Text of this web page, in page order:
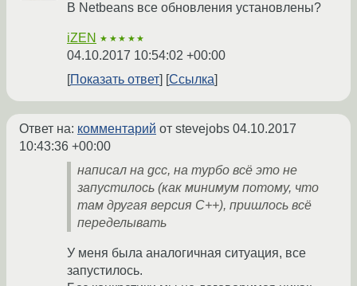
В Netbeans все обновления установлены?
iZEN ★★★★★
04.10.2017 10:54:02 +00:00
Показать ответ
Ссылка
Ответ на: комментарий от stevejobs 04.10.2017
10:43:36 +00:00
написал на gcc, на турбо всё это не
запустилось (как минимум потому, что
там другая версия C++), пришлось всё
переделывать
У меня была аналогичная ситуация, все
запустилось.